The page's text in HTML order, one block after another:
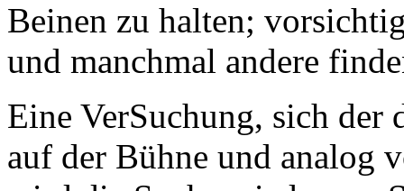
Beinen zu halten;
und manchmal andere
Eine VerSuchung, sich der
auf der Bühne und analog